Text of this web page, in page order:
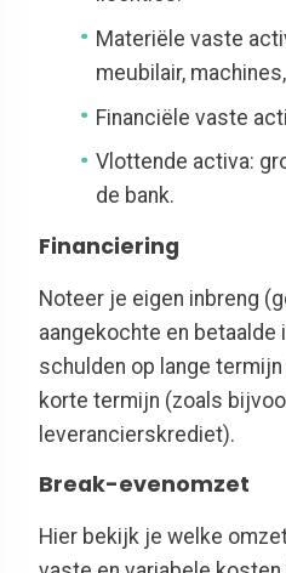
Materiële vaste
meubilair,
Financiële vaste
Vlottende activa:
de bank.
Financiering
Noteer je eigen inbreng
aangekochte en betaalde
schulden op lange
korte termijn (zoals
leverancierskrediet).
Break-evenomzet
Hier bekijk je welke